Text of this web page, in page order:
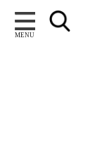
MENU